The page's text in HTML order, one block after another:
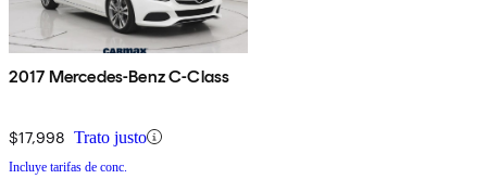
2017 Mercedes-Benz C-Class
$17,998 Trato justo
Incluye tarifas de conc.